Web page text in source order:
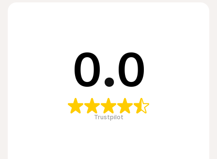
0.0
Trustpilot